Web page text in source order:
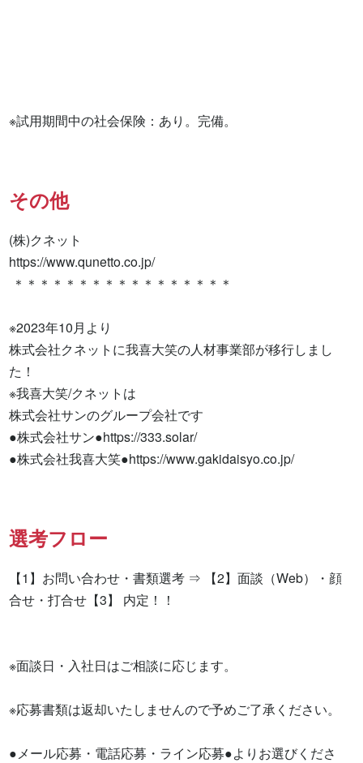
※試用期間中の社会保険：あり。完備。
その他
(株)クネット
https://www.qunetto.co.jp/
※2023年10月より
株式会社クネットに我喜大笑の人材事業部が移行しまし
た！
※我喜大笑/クネットは
株式会社サンのグループ会社です
●株式会社サン●https://333.solar/
●株式会社我喜大笑●https://www.gakidaisyo.co.jp/
選考フロー
【1】お問い合わせ・書類選考 ⇒ 【2】面談（Web）・顔
合せ・打合せ【3】 内定！！
※面談日・入社日はご相談に応じます。
※応募書類は返却いたしませんので予めご了承ください。
●メール応募・電話応募・ライン応募●よりお選びくださ